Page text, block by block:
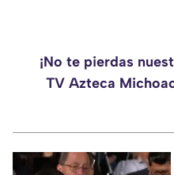
¡No te pierdas
TV Azteca